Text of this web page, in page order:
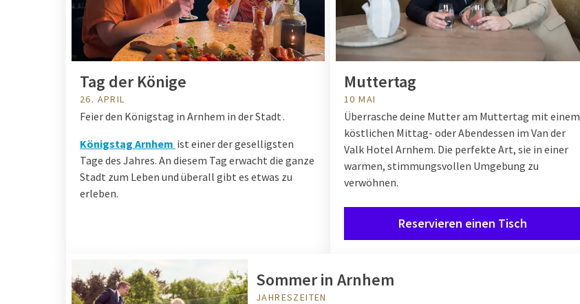
Tag der Könige
26. APRIL
Feier den Königstag in Arnhem in der Stadt .
Königstag Arnhem ist einer der geselligsten
Tage des Jahres. An diesem Tag erwacht die ganze
Stadt zum Leben und überall gibt es etwas zu
erleben.
Muttertag
10 MAI
Überrasche deine Mutter am Muttertag mit einem
köstlichen Mittag- oder Abendessen im Van der
Valk Hotel Arnhem. Die perfekte Art, sie in einer
warmen, stimmungsvollen Umgebung zu
verwöhnen.
Reservieren einen Tisch
Sommer in Arnhem
JAHRESZEITEN